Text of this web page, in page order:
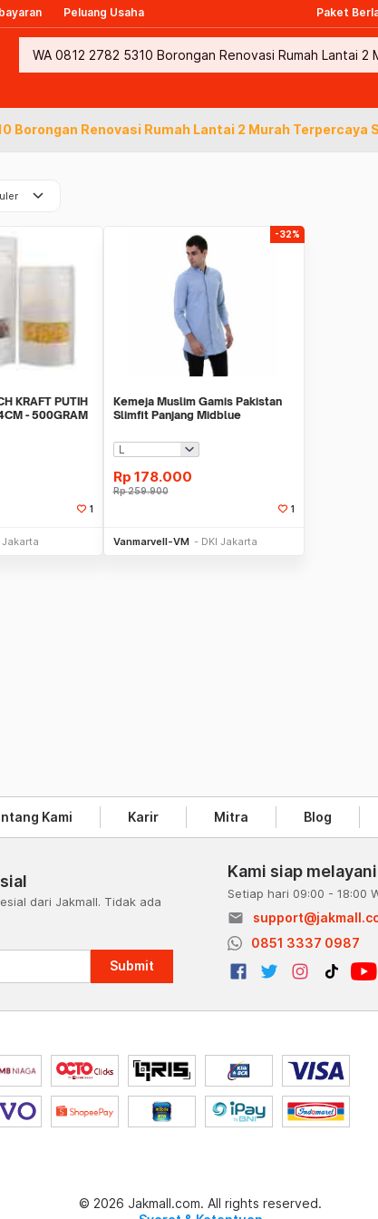
Peluang Usaha Paket
Borongan Renovasi Rumah Lantai 2 Murah Terpercaya
keyboard_arrow_down
KRAFT PUTIH
- 500GRAM
1
Jakarta
-32%
Kemeja Muslim Gamis Pakistan
Slimfit Panjang Midblue
Rp 178.000
Rp259.900
1
Vanmarvell-VM DKI Jakarta
Kami Karir Mitra Blog
dari Jakmall. Tidak ada
Submit
Kami siap
Setiap hari 09:00 - 18:00
email
0851 3337 0987
© 2026 Jakmall.com. All rights reserved.